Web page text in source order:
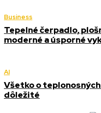
Business
Tepelné čerpadlo,
moderné a úsporné
AI
Všetko o
dôležité